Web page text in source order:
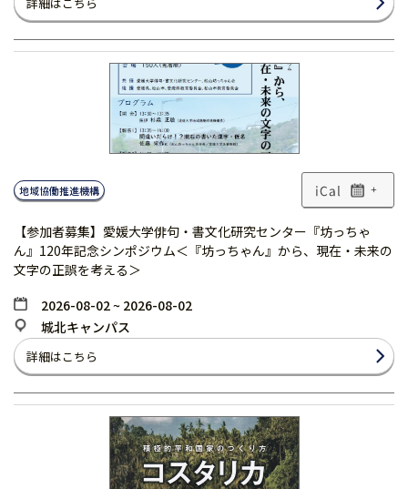
地域協働推進機構 +
【参加者募集】愛媛大学俳句・書文化研究センター『坊っちゃ
ん』120年記念シンポジウム＜『坊っちゃん』から、現在・未来の
文字の正誤を考える＞
2026-08-02 ~ 2026-08-02
城北キャンパス
詳細はこちら